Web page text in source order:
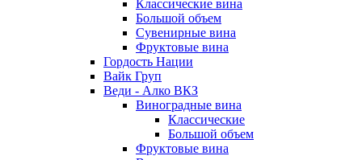
Классические вина
Большой объем
Сувенирные вина
Фруктовые вина
Гордость Нации
Вайк Груп
Веди - Алко ВКЗ
Виноградные вина
Классические
Большой объем
Фруктовые вина